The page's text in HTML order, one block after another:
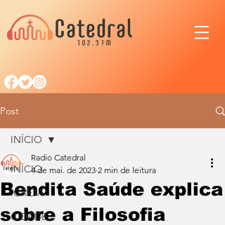
Post
INÍCIO
IGREJA
CIDADE
INÍCIO
Bendita Saúde explica
sobre a Filosofia
Radio Catedral
4 de mai. de 2023 2 min de leitura